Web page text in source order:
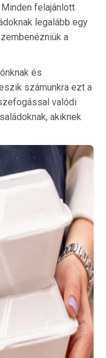
felajánlott
legalább egy
a
és
számunkra ezt a
valódi
akiknek